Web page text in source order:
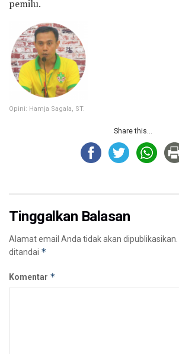
pemilu.
Opini: Hamja Sagala, ST.
Share this...
Tinggalkan Balasan
Alamat email Anda tidak akan dipublikasikan.
ditandai *
Komentar *